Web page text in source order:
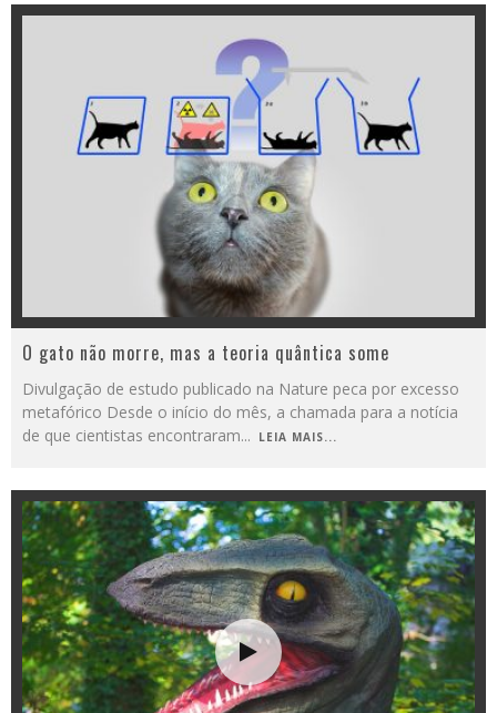
O gato não morre, mas a teoria quântica some
Divulgação de estudo publicado na Nature peca por excesso
metafórico Desde o início do mês, a chamada para a notícia
de que cientistas encontraram... LEIA MAIS...